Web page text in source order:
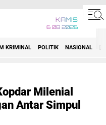
KAMIS
6 08 2026
KRIMINAL POLITIK NASIONAL
Milenial
Antar Simpul